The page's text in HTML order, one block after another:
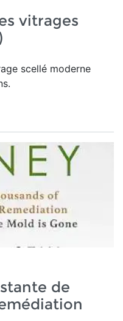
vitrages
scellé moderne
de